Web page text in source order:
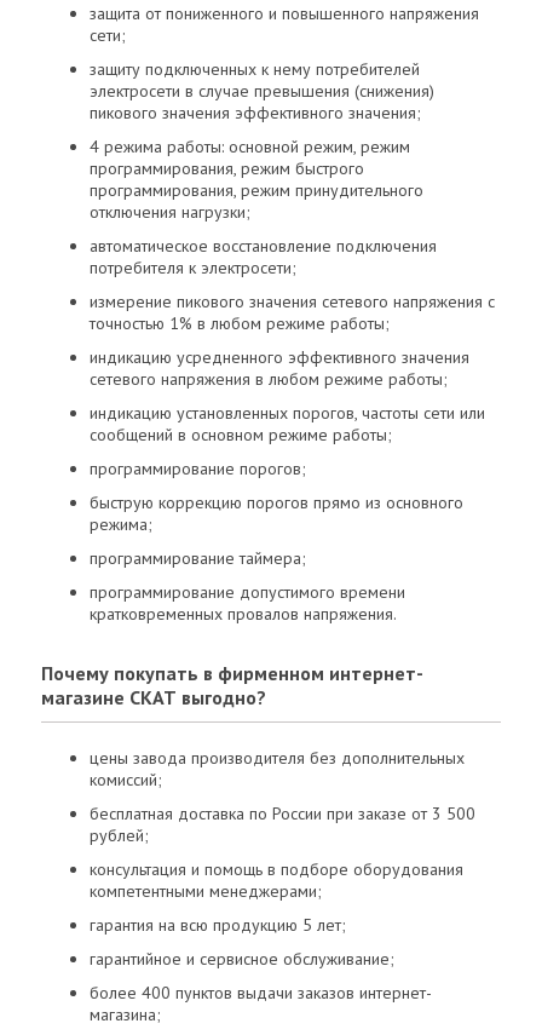
защита от пониженного и повышенного напряжения
сети;
защиту подключенных к нему потребителей
электросети в случае превышения (снижения)
пикового значения эффективного значения;
4 режима работы: основной режим, режим
программирования, режим быстрого
программирования, режим принудительного
отключения нагрузки;
автоматическое восстановление подключения
потребителя к электросети;
измерение пикового значения сетевого напряжения с
точностью 1% в любом режиме работы;
индикацию усредненного эффективного значения
сетевого напряжения в любом режиме работы;
индикацию установленных порогов, частоты сети или
сообщений в основном режиме работы;
программирование порогов;
быструю коррекцию порогов прямо из основного
режима;
программирование таймера;
программирование допустимого времени
кратковременных провалов напряжения.
Почему покупать в фирменном интернет-
магазине СКАТ выгодно?
цены завода производителя без дополнительных
комиссий;
бесплатная доставка по России при заказе от 3 500
рублей;
консультация и помощь в подборе оборудования
компетентными менеджерами;
гарантия на всю продукцию 5 лет;
гарантийное и сервисное обслуживание;
более 400 пунктов выдачи заказов интернет-
магазина;